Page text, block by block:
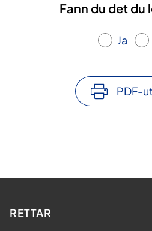
Fann du det du
Ja
PDF-
RETTAR